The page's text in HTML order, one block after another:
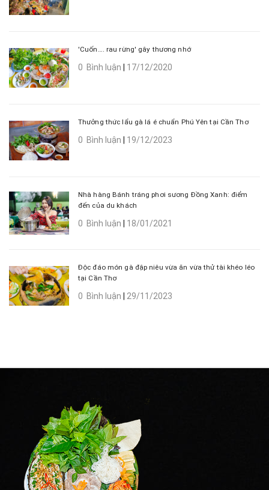
'Cuốn…. rau rừng' gây thương nhớ
0 Bình luận 17/12/2020
Thưởng thức lẩu gà lá é chuẩn Phú Yên tại Cần Thơ
0 Bình luận 19/12/2023
Nhà hàng Bánh tráng phơi sương Đồng Xanh: điểm
đến của du khách
0 Bình luận 18/01/2021
Độc đáo món gà đập niêu vừa ăn vừa thử tài khéo léo
tại Cần Thơ
0 Bình luận 29/11/2023